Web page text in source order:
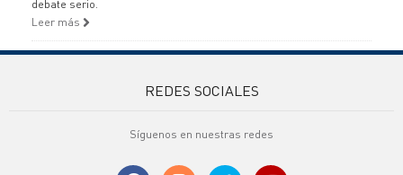
debate serio.
Leer más
REDES SOCIALES
Síguenos en nuestras redes